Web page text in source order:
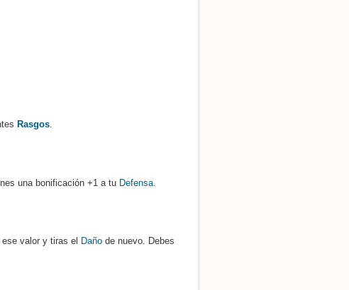
Rasgos.
una bonificación +1 a tu Defensa
valor y tiras el Daño de nuevo. Debes